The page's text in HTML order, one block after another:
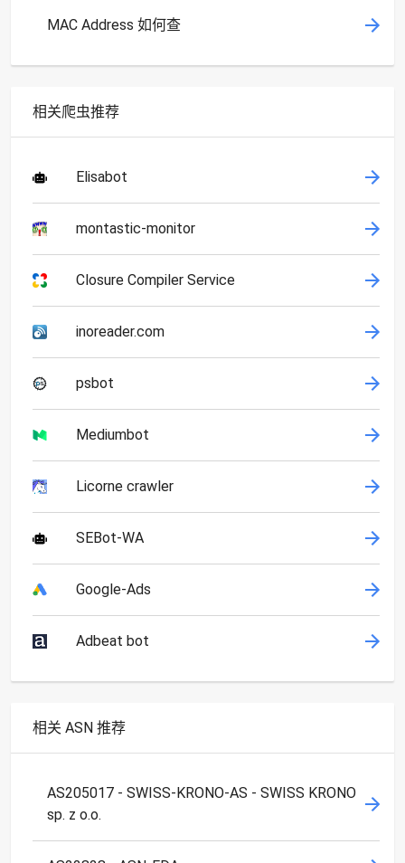
MAC Address 如何查
相关爬虫推荐
Elisabot
montastic-monitor
Closure Compiler Service
inoreader.com
psbot
Mediumbot
Licorne crawler
SEBot-WA
Google-Ads
Adbeat bot
相关 ASN 推荐
AS205017 - SWISS-KRONO-AS - SWISS KRONO
sp. z o.o.